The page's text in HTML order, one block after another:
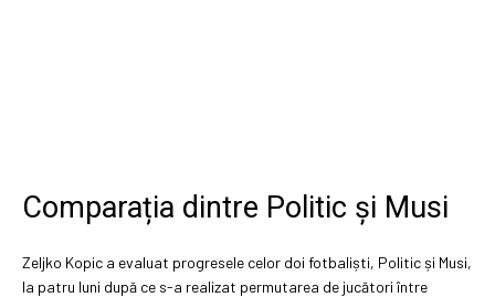
Comparația dintre Politic și Musi
Zeljko Kopic a evaluat progresele celor doi fotbaliști, Politic și Musi,
la patru luni după ce s-a realizat permutarea de jucători între